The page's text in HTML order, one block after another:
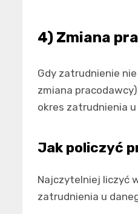
4) Zmiana
Gdy zatrudnienie
zmiana
okres zatrudnienia
Jak policzyć
Najczytelniej liczyć
zatrudnienia u